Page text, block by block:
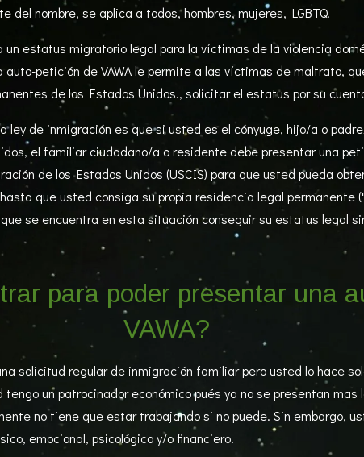
del nombre, se aplica a todos, hombres, mujeres, LGBTQ.
un estatus migratorio legal para la víctimas de la violencia
petición de VAWA le permite a las víctimas de maltrato,
de los Estados Unidos., solicitar el estatus por su
ley de inmigración es que si usted es el cónyuge, hijo/a o
el familiar ciudadano/a o residente debe presentar una
de los Estados Unidos (USCIS) para que usted pueda
que usted consiga su propia residencia legal permanente
se encuentra en esta situación conseguir su estatus legal
para poder presentar una
VAWA?
solicitud regular de inmigración familiar pero usted lo hace
un patrocinador económico pués ya no se presentan mas
no tiene que estar trabajando si no puede. Sin embargo,
emocional, psicológico y/o financiero.